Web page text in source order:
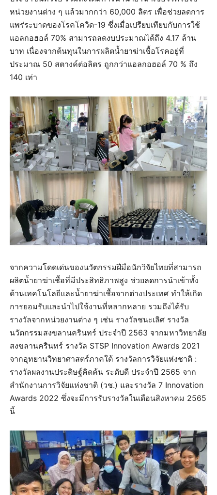
หน่วยงานต่าง ๆ แล้วมากกว่า 60,000 ลิตร เพื่อช่วยลดการ
แพร่ระบาดของโรคโควิด-19 ซึ่งเมื่อเปรียบเทียบกับการใช้
แอลกอฮอล์ 70% สามารถลดงบประมาณได้ถึง 4.17 ล้าน
บาท เนื่องจากต้นทุนในการผลิตน้ำยาฆ่าเชื้อโรคอยู่ที่
ประมาณ 50 สตางค์ต่อลิตร ถูกกว่าแอลกอฮอล์ 70 % ถึง
140 เท่า
จากความโดดเด่นของนวัตกรรมฝีมือนักวิจัยไทยที่สามารถ
ผลิตน้ำยาฆ่าเชื้อที่มีประสิทธิภาพสูง ช่วยลดการนำเข้าทั้ง
ด้านเทคโนโลยีและน้ำยาฆ่าเชื้อจากต่างประเทศ ทำให้เกิด
การยอมรับและนำไปใช้งานที่หลากหลาย รวมถึงได้รับ
รางวัลจากหน่วยงานต่าง ๆ เช่น รางวัลชนะเลิศ รางวัล
นวัตกรรมสงขลานครินทร์ ประจำปี 2563 จากมหาวิทยาลัย
สงขลานครินทร์ รางวัล STSP Innovation Awards 2021
จากอุทยานวิทยาศาสตร์ภาคใต้ รางวัลการวิจัยแห่งชาติ :
รางวัลผลงานประดิษฐ์คิดค้น ระดับดี ประจำปี 2565 จาก
สำนักงานการวิจัยแห่งชาติ (วช.) และรางวัล 7 Innovation
Awards 2022 ซึ่งจะมีการรับรางวัลในเดือนสิงหาคม 2565
นี้